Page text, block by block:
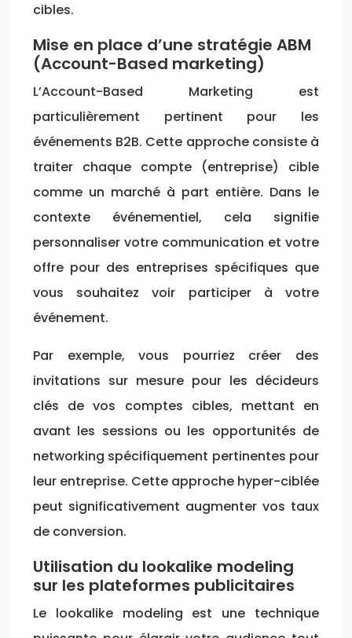
cibles.
Mise en place d’une stratégie ABM
(Account-Based marketing)
L’Account-Based Marketing est
particulièrement pertinent pour les
événements B2B. Cette approche consiste à
traiter chaque compte (entreprise) cible
comme un marché à part entière. Dans le
contexte événementiel, cela signifie
personnaliser votre communication et votre
offre pour des entreprises spécifiques que
vous souhaitez voir participer à votre
événement.
Par exemple, vous pourriez créer des
invitations sur mesure pour les décideurs
clés de vos comptes cibles, mettant en
avant les sessions ou les opportunités de
networking spécifiquement pertinentes pour
leur entreprise. Cette approche hyper-ciblée
peut significativement augmenter vos taux
de conversion.
Utilisation du lookalike modeling
sur les plateformes publicitaires
Le lookalike modeling est une technique